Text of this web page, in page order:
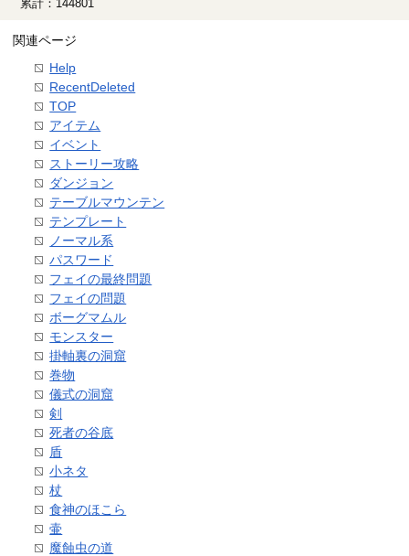
累計：144801
関連ページ
Help
RecentDeleted
TOP
アイテム
イベント
ストーリー攻略
ダンジョン
テーブルマウンテン
テンプレート
ノーマル系
パスワード
フェイの最終問題
フェイの問題
ボーグマムル
モンスター
掛軸裏の洞窟
巻物
儀式の洞窟
剣
死者の谷底
盾
小ネタ
杖
食神のほこら
壷
魔蝕虫の道